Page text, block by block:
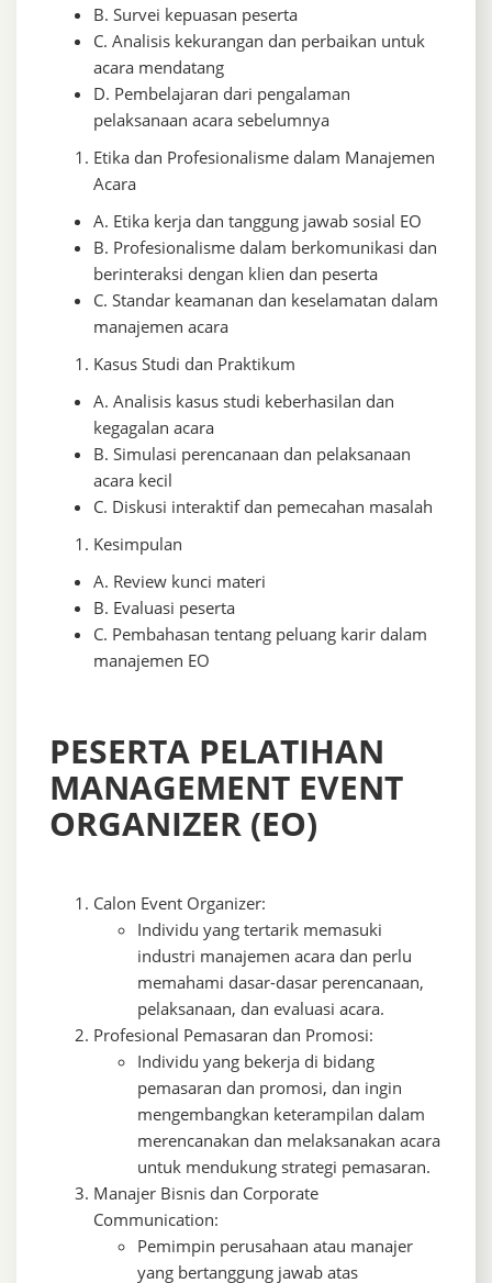
B. Survei kepuasan peserta
C. Analisis kekurangan dan perbaikan untuk
acara mendatang
D. Pembelajaran dari pengalaman
pelaksanaan acara sebelumnya
Etika dan Profesionalisme dalam Manajemen
Acara
A. Etika kerja dan tanggung jawab sosial EO
B. Profesionalisme dalam berkomunikasi dan
berinteraksi dengan klien dan peserta
C. Standar keamanan dan keselamatan dalam
manajemen acara
Kasus Studi dan Praktikum
A. Analisis kasus studi keberhasilan dan
kegagalan acara
B. Simulasi perencanaan dan pelaksanaan
acara kecil
C. Diskusi interaktif dan pemecahan masalah
Kesimpulan
A. Review kunci materi
B. Evaluasi peserta
C. Pembahasan tentang peluang karir dalam
manajemen EO
PESERTA PELATIHAN
MANAGEMENT EVENT
ORGANIZER (EO)
Calon Event Organizer:
Individu yang tertarik memasuki
industri manajemen acara dan perlu
memahami dasar-dasar perencanaan,
pelaksanaan, dan evaluasi acara.
Profesional Pemasaran dan Promosi:
Individu yang bekerja di bidang
pemasaran dan promosi, dan ingin
mengembangkan keterampilan dalam
merencanakan dan melaksanakan acara
untuk mendukung strategi pemasaran.
Manajer Bisnis dan Corporate
Communication:
Pemimpin perusahaan atau manajer
yang bertanggung jawab atas